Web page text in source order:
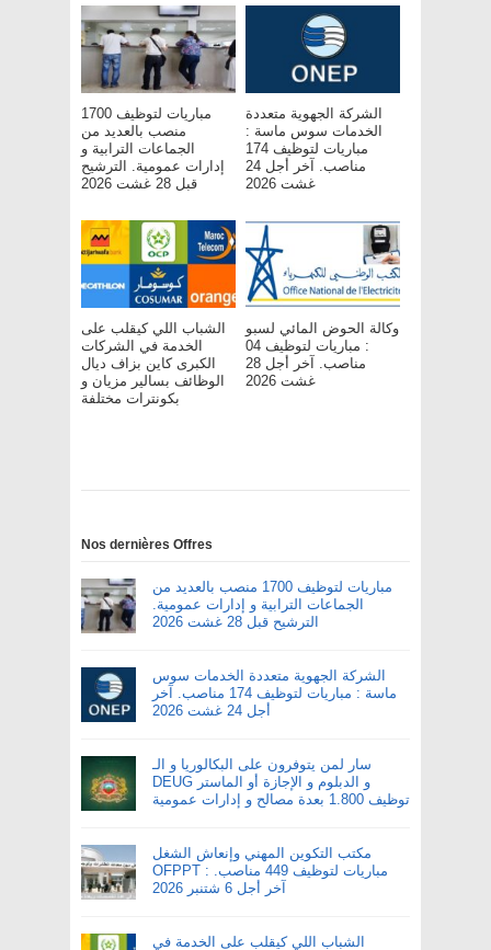
مباريات لتوظيف 1700
منصب بالعديد من
الجماعات الترابية و
إدارات عمومية. الترشيح
قبل 28 غشت 2026
الشركة الجهوية متعددة
الخدمات سوس ماسة :
مباريات لتوظيف 174
مناصب. آخر أجل 24
غشت 2026
الشباب اللي كيقلب على
الخدمة في الشركات
الكبرى كاين بزاف ديال
الوظائف بسالير مزيان و
بكونترات مختلفة
وكالة الحوض المائي لسبو
: مباريات لتوظيف 04
مناصب. آخر أجل 28
غشت 2026
Nos dernières Offres
مباريات لتوظيف 1700 منصب بالعديد من
الجماعات الترابية و إدارات عمومية.
الترشيح قبل 28 غشت 2026
الشركة الجهوية متعددة الخدمات سوس
ماسة : مباريات لتوظيف 174 مناصب. آخر
أجل 24 غشت 2026
سار لمن يتوفرون على البكالوريا و الـ
DEUG و الدبلوم و الإجازة أو الماستر
توظيف 1.800 بعدة مصالح و إدارات عمومية
مكتب التكوين المهني وإنعاش الشغل
OFPPT : مباريات لتوظيف 449 مناصب.
آخر أجل 6 شتنبر 2026
الشباب اللي كيقلب على الخدمة في